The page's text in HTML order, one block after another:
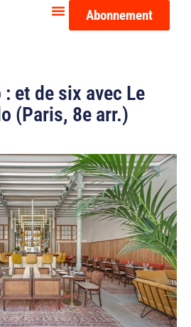
Abonnement
et de six avec Le
(Paris, 8e arr.)